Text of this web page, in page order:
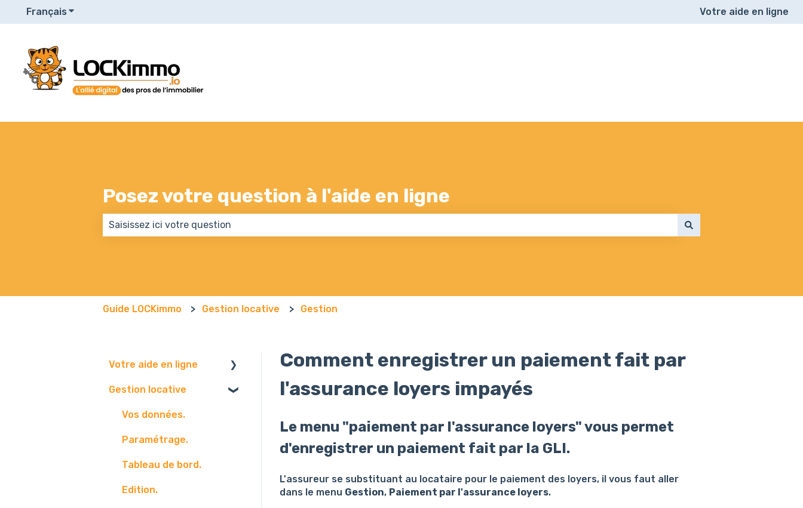
Français Afficher le sous-menu pour les traductions Votre aide en ligne
Posez votre question à l'aide en ligne
Guide LOCKimmo Gestion locative Gestion
Comment enregistrer un paiement fait par
l'assurance loyers impayés
Le menu "paiement par l'assurance loyers" vous permet
d'enregistrer un paiement fait par la GLI.
L'assureur se substituant au locataire pour le paiement des loyers, il vous faut aller
dans le menu Gestion, Paiement par l'assurance loyers.
Votre aide en ligne
Navigateur
Boite mail
Gestion locative
Vos données.
Paramétrage.
Tableau de bord.
Edition.